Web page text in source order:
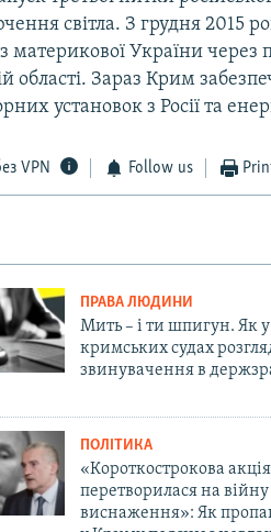
світла. З грудня 2015
материкової України
області. Зараз Крим
установок з Росії та
VPN Follow us
ПРАВА ЛЮДИНИ
Мить – і ти шпигун. Як у
кримських судах
звинувачення в
ПОЛІТИКА
«Короткострокова акція
перетворилася на
виснаження»: Як